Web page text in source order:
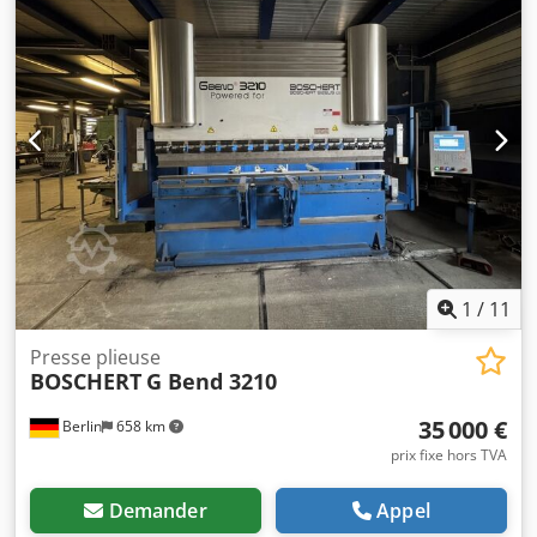
Largeur de travail maximale [mm] : 1000 - Distance entre
montants [mm] : 950 - Déport [mm] : 220 - Profondeur de
butée arrière [mm] : 415 - Dimensions de transport :
1500mm x 1150mm x 2400mm (L x l x h) - Poids de
transport [kg] : 3600kg - Colis de transport [pcs] : 1
Informations financières : TVA : Le prix indiqué est hors
TVA TVA/imposition différenciée : TVA déductible pour les
entreprises Livraison et reprise possibles à tout moment
pour tout équipement industriel. Dcodpfx Amsxapftorsk
Lukas van Rossum
1 / 11
Berlin 658 km
Presse plieuse
BOSCHERT G Bend 3210
35 000 €
prix fixe hors TVA
Demander Appel